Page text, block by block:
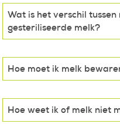
Wat is het verschil
gesteriliseerde melk?
Hoe moet ik melk
Hoe weet ik of melk niet